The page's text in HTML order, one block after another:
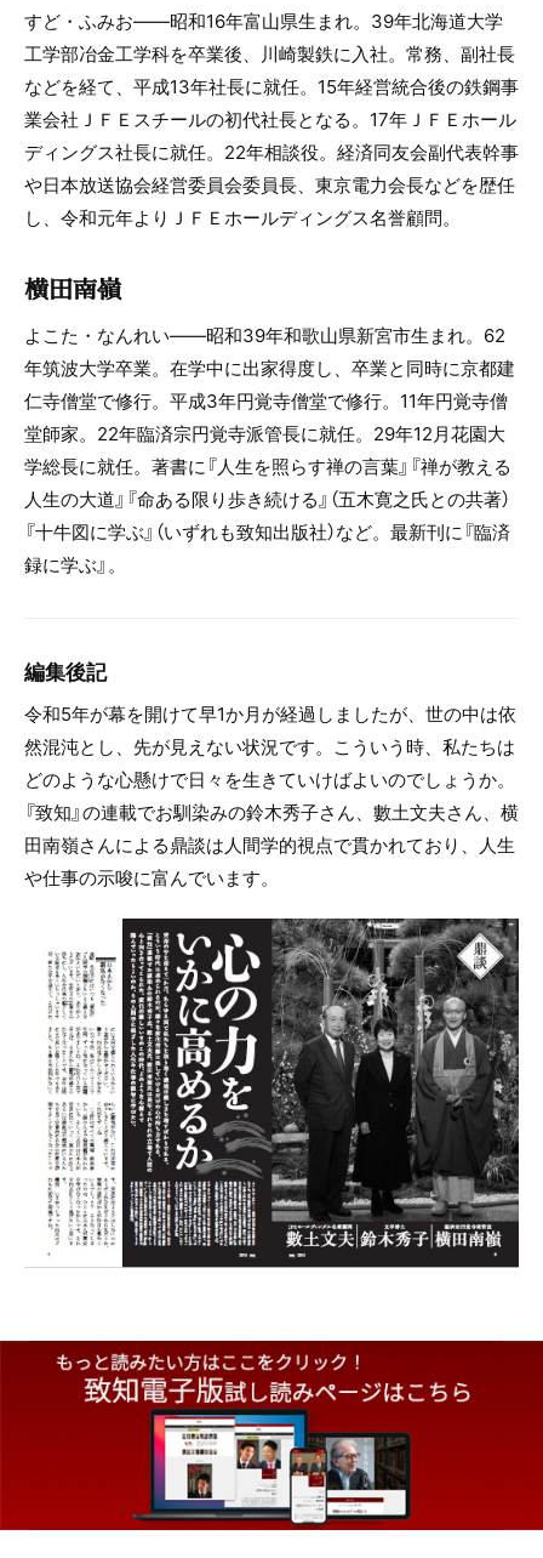
すど・ふみお――昭和16年富山県生まれ。39年北海道大学
工学部冶金工学科を卒業後、川崎製鉄に入社。常務、副社長
などを経て、平成13年社長に就任。15年経営統合後の鉄鋼事
業会社ＪＦＥスチールの初代社長となる。17年ＪＦＥホール
ディングス社長に就任。22年相談役。経済同友会副代表幹事
や日本放送協会経営委員会委員長、東京電力会長などを歴任
し、令和元年よりＪＦＥホールディングス名誉顧問。
横田南嶺
よこた・なんれい――昭和39年和歌山県新宮市生まれ。62
年筑波大学卒業。在学中に出家得度し、卒業と同時に京都建
仁寺僧堂で修行。平成3年円覚寺僧堂で修行。11年円覚寺僧
堂師家。22年臨済宗円覚寺派管長に就任。29年12月花園大
学総長に就任。著書に『人生を照らす禅の言葉』『禅が教える
人生の大道』『命ある限り歩き続ける』（五木寛之氏との共著）
『十牛図に学ぶ』（いずれも致知出版社）など。最新刊に『臨済
録に学ぶ』。
編集後記
令和5年が幕を開けて早1か月が経過しましたが、世の中は依
然混沌とし、先が見えない状況です。こういう時、私たちは
どのような心懸けで日々を生きていけばよいのでしょうか。
『致知』の連載でお馴染みの鈴木秀子さん、數土文夫さん、横
田南嶺さんによる鼎談は人間学的視点で貫かれており、人生
や仕事の示唆に富んでいます。